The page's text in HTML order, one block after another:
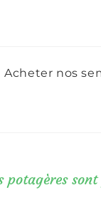
Acheter nos
potagères